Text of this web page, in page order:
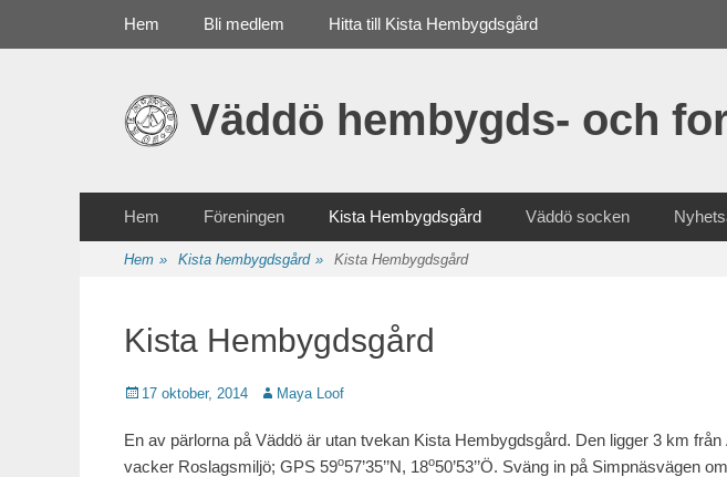
Väddö hembygds- och
Primär meny
Hem Bli medlem Hitta till Kista Hembygdsgård
Sekundär meny
innehåll
Hem Föreningen Kista Hembygdsgård Väddö socken
Hem » Kista hembygdsgård » Kista Hembygdsgård
Kista Hembygdsgård
Publicerat
17 oktober, 2014 Författare
Maya Loof
En av pärlorna på Väddö är utan tvekan Kista Hembygdsgård. Den ligger 3 km
vacker Roslagsmiljö; GPS 59o57’35’’N, 18o50’53’’Ö. Sväng in på Simpnäsvägen